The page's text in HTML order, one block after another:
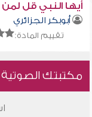
أيها النبي قل
أيديكم من
أبوبكر الجزائري
تقييم المادة:
مكتبتك الصوتية